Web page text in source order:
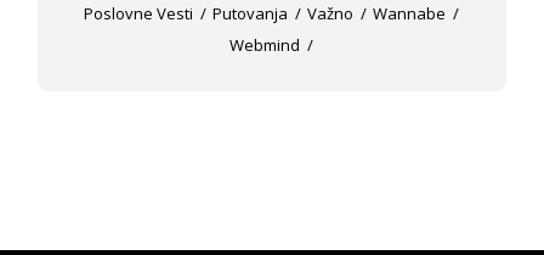
Poslovne Vesti
Putovanja Važno
Wannabe
Webmind